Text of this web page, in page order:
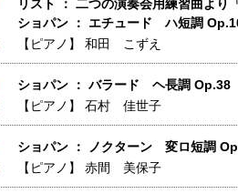
リスト ： 二つの演奏会用練習曲より
ショパン ： エチュード ハ短調
【ピアノ】和田 こずえ
ショパン ： バラード ヘ長調 Op.38
【ピアノ】石村 佳世子
ショパン ： ノクターン 変ロ短調
【ピアノ】赤間 美保子